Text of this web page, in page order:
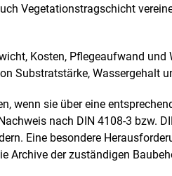
Vegetationstragschicht
Kosten, Pflegeaufwand
Substratstärke, Wassergehalt
wenn sie über eine
nach DIN 4108-3 bzw.
Eine besondere
Archive der zuständigen